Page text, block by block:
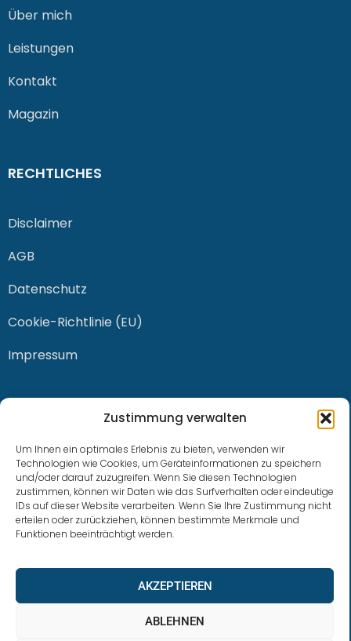
Zustimmung verwalten
Um Ihnen ein optimales Erlebnis zu bieten, verwenden wir
Technologien wie Cookies, um Geräteinformationen zu speichern
und/oder darauf zuzugreifen. Wenn Sie diesen Technologien
zustimmen, können wir Daten wie das Surfverhalten oder eindeutige
IDs auf dieser Website verarbeiten. Wenn Sie Ihre Zustimmung nicht
erteilen oder zurückziehen, können bestimmte Merkmale und
Funktionen beeinträchtigt werden.
AKZEPTIEREN
ABLEHNEN
Über mich
Leistungen
Kontakt
Magazin
RECHTLICHES
Disclaimer
AGB
Datenschutz
Cookie-Richtlinie (EU)
Impressum
0228 / 915 614 81
klaus.buhl@libra-invest.de